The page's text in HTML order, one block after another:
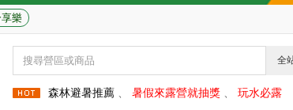
樂
全
森林避暑推薦 、 暑假來露營就抽獎、 玩水必露